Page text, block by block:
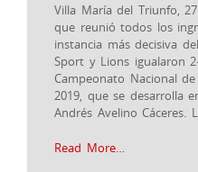
Villa María del Triunfo,
que reunió todos los
instancia más decisiva
Sport y Lions igualaron
Campeonato Nacional
2019, que se desarrolla
Andrés Avelino Cáceres.
Read More…